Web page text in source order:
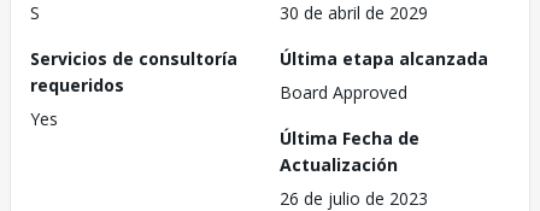
S
30 de abril de 2029
Servicios de consultoría
requeridos
Yes
Última etapa alcanzada
Board Approved
Última Fecha de
Actualización
26 de julio de 2023